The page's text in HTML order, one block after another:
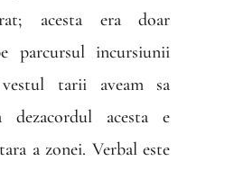
acesta era doar
parcursul incursiunii
tarii aveam sa
dezacordul acesta e
a zonei. Verbal este